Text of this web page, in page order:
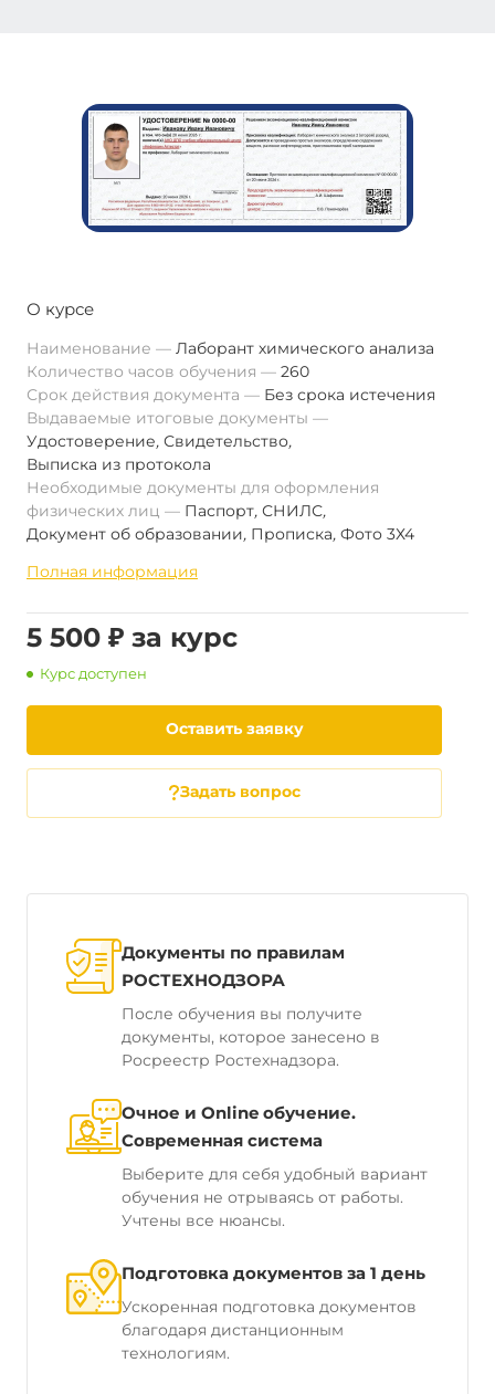
О курсе
Наименование
Лаборант химического анализа
Количество часов обучения
260
Срок действия документа
Без срока истечения
Выдаваемые итоговые документы
Удостоверение, Свидетельство,
Выписка из протокола
Необходимые документы для оформления
физических лиц
Паспорт, СНИЛС,
Документ об образовании, Прописка, Фото 3Х4
Полная информация
5 500 ₽ за курс
Курс доступен
Оставить заявку
Задать вопрос
Документы по правилам
РОСТЕХНОДЗОРА
После обучения вы получите
документы, которое занесено в
Росреестр Ростехнадзора.
Очное и Online обучение.
Современная система
Выберите для себя удобный вариант
обучения не отрываясь от работы.
Учтены все нюансы.
Подготовка документов за 1 день
Ускоренная подготовка документов
благодаря дистанционным
технологиям.